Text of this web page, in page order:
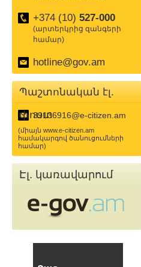
+374 (10) 527-000
(արտերկրից զանգերի
համար)
hotline@gov.am
Պաշտոնական էլ.
փոստ
39136916@e-citizen.am
(միայն www.e-citizen.am
համակարգով ծանուցումների
համար)
Էլ. կառավարում